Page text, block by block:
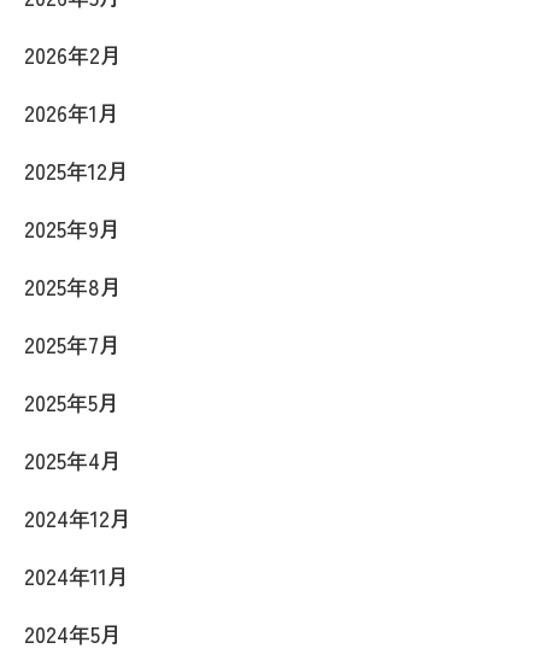
2026年2月
2026年1月
2025年12月
2025年9月
2025年8月
2025年7月
2025年5月
2025年4月
2024年12月
2024年11月
2024年5月